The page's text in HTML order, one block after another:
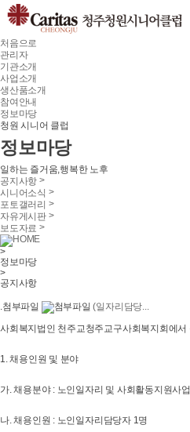
처음으로
관리자
기관소개
사업소개
생산품소개
참여안내
정보마당
청원 시니어 클럽
정보마당
일하는 즐거움,행복한 노후
공지사항 >
시니어소식 >
포토갤러리 >
자유게시판>
보도자료 >
HOME
>
정보마당
>
공지사항
.첨부파일
(일자리담당...
사회복지법인 천주교청주교구사회복지회에
1. 채용인원 및 분야
가. 채용분야 : 노인일자리 및 사회활동지원사
나. 채용인원 : 노인일자리담당자 1명